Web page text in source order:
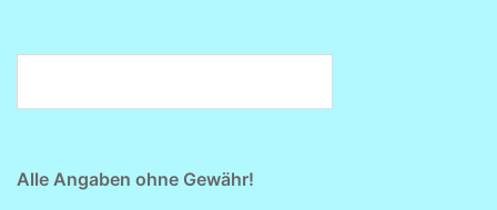
Alle Angaben ohne Gewähr!